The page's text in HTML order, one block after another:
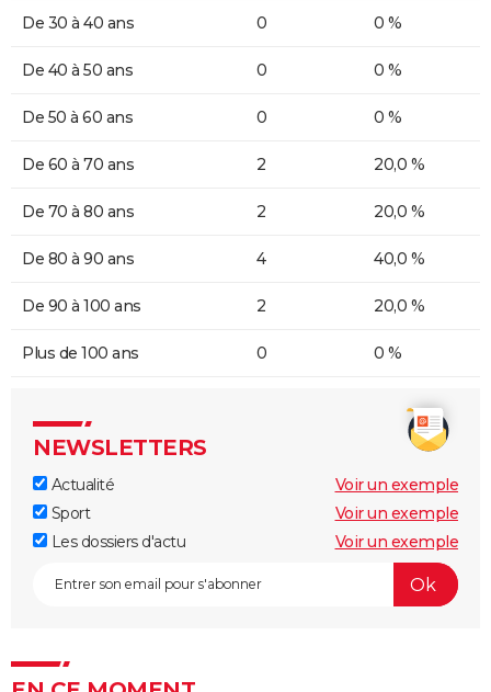
De 30 à 40 ans 0 0 %
De 40 à 50 ans 0 0 %
De 50 à 60 ans 0 0 %
De 60 à 70 ans 2 20,0 %
De 70 à 80 ans 2 20,0 %
De 80 à 90 ans 4 40,0 %
De 90 à 100 ans 2 20,0 %
Plus de 100 ans 0 0 %
NEWSLETTERS
Actualité
Voir un exemple
Sport
Voir un exemple
Les dossiers d'actu
Voir un exemple